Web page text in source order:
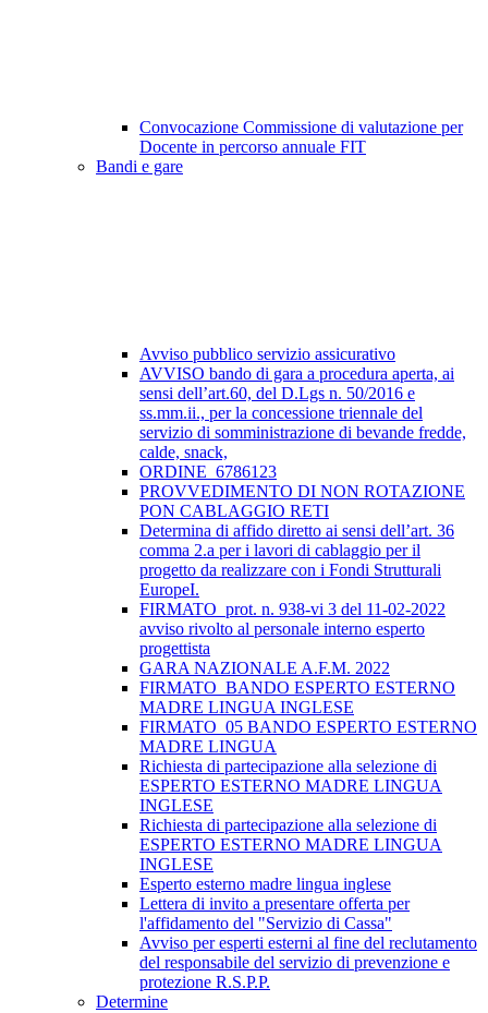
Convocazione Commissione di valutazione per
Docente in percorso annuale FIT
Bandi e gare
Avviso pubblico servizio assicurativo
AVVISO bando di gara a procedura aperta, ai
sensi dell’art.60, del D.Lgs n. 50/2016 e
ss.mm.ii., per la concessione triennale del
servizio di somministrazione di bevande fredde,
calde, snack,
ORDINE_6786123
PROVVEDIMENTO DI NON ROTAZIONE
PON CABLAGGIO RETI
Determina di affido diretto ai sensi dell’art. 36
comma 2.a per i lavori di cablaggio per il
progetto da realizzare con i Fondi Strutturali
EuropeI.
FIRMATO_prot. n. 938-vi 3 del 11-02-2022
avviso rivolto al personale interno esperto
progettista
GARA NAZIONALE A.F.M. 2022
FIRMATO_BANDO ESPERTO ESTERNO
MADRE LINGUA INGLESE
FIRMATO_05 BANDO ESPERTO ESTERNO
MADRE LINGUA
Richiesta di partecipazione alla selezione di
ESPERTO ESTERNO MADRE LINGUA
INGLESE
Richiesta di partecipazione alla selezione di
ESPERTO ESTERNO MADRE LINGUA
INGLESE
Esperto esterno madre lingua inglese
Lettera di invito a presentare offerta per
l'affidamento del "Servizio di Cassa"
Avviso per esperti esterni al fine del reclutamento
del responsabile del servizio di prevenzione e
protezione R.S.P.P.
Determine